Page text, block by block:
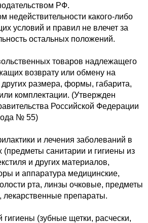
РФ.
недействительности какого-либо
условий и правил не влечет за
остальных положений.
товаров надлежащего
возврату или обмену на
размера, формы, габарита,
комплектации. (Утвержден
Российской Федерации
№ 55)
и лечения заболеваний в
санитарии и гигиены из
и других материалов,
и аппаратура медицинские,
рта, линзы очковые, предметы
лекарственные препараты.
(зубные щетки, расчески,